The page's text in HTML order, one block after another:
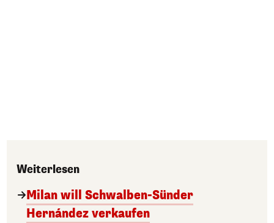
Weiterlesen
Milan will Schwalben-Sünder
Hernández verkaufen